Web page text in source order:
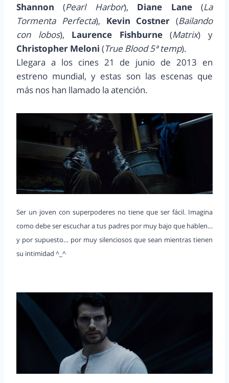
Shannon(Pearl Harbor), Diane Lane(La
Tormenta Perfecta), Kevin Costner (Bailando
con lobos), Laurence Fishburne(Matrix) y
Christopher Meloni (True Blood 5ª temp).
Llegara a los cines 21 de junio de 2013 en
estreno mundial, y estas son las escenas que
más nos han llamado la atención.
Ser un joven con superpoderes no tiene que ser fácil. Imagina
como debe ser escuchar a tus padres por muy bajo que hablen…
y por supuesto… por muy silenciosos que sean mientras tienen
su intimidad ^_^